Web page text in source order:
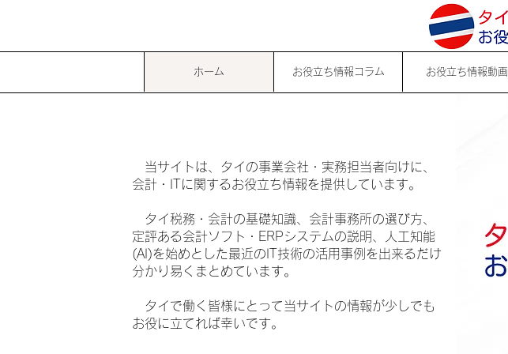
ホーム お役立ち情報コラム お役立ち情報動画
当サイトは、タイの事業会社・実務担当者向けに、
会計・ITに関するお役立ち情報を提供しています。
タイ税務・会計の基礎知識、会計事務所の選び方、
定評ある会計ソフト・ERPシステムの説明、人工知能
(AI)を始めとした最近のIT技術の活用事例を出来るだけ
分かり易くまとめています。
タイで働く皆様にとって当サイトの情報が少しでも
お役に立てれば幸いです。